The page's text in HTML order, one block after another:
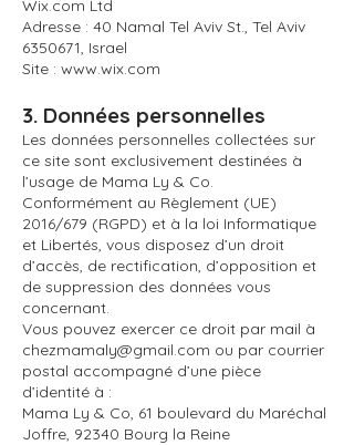
Wix.com Ltd
Adresse : 40 Namal Tel Aviv St., Tel Aviv
6350671, Israel
Site : www.wix.com
3. Données personnelles
Les données personnelles collectées sur
ce site sont exclusivement destinées à
l’usage de Mama Ly & Co.
Conformément au Règlement (UE)
2016/679 (RGPD) et à la loi Informatique
et Libertés, vous disposez d’un droit
d’accès, de rectification, d’opposition et
de suppression des données vous
concernant.
Vous pouvez exercer ce droit par mail à
chezmamaly@gmail.com ou par courrier
postal accompagné d’une pièce
d’identité à :
Mama Ly & Co, 61 boulevard du Maréchal
Joffre, 92340 Bourg la Reine